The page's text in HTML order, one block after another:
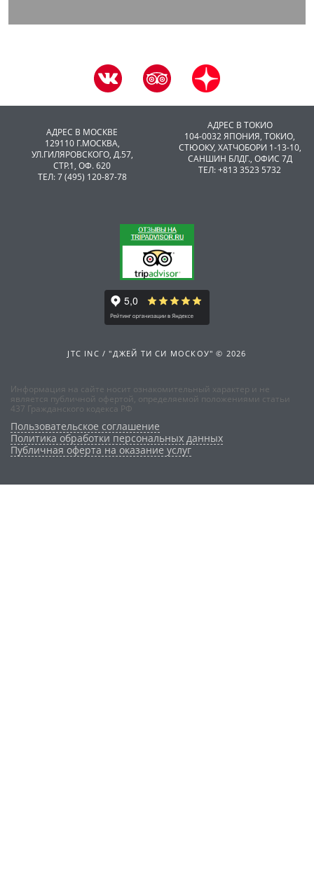
АДРЕС В МОСКВЕ
129110 Г.МОСКВА,
УЛ.ГИЛЯРОВСКОГО, Д.57,
СТР.1, ОФ. 620
ТЕЛ: 7 (495) 120-87-78
АДРЕС В ТОКИО
104-0032 ЯПОНИЯ, ТОКИО,
CТЮОКУ, ХАТЧОБОРИ 1-13-10,
САНШИН БЛДГ., ОФИС 7Д
ТЕЛ: +813 3523 5732
JTC INC / "ДЖЕЙ ТИ СИ МОСКОУ" © 2026
Информация на сайте носит ознакомительный характер и не
является публичной офертой, определяемой положениями статьи
437 Гражданского кодекса РФ
Пользовательское соглашение
Политика обработки персональных данных
Публичная оферта на оказание услуг